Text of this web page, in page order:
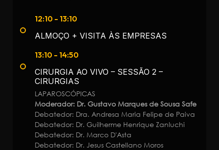
12:10 - 13:10
ALMOÇO + VISITA ÀS EMPRESAS
13:10 - 14:50
CIRURGIA AO VIVO – SESSÃO 2 –
CIRURGIAS
LAPAROSCÓPICAS
Moderador: Dr. Gustavo Marques de Sousa Safe
Debatedor: Dra. Andresa Maria Felipe de Paiva
Debatedor: Dr. Guilherme Henrique Zanluchi
Debatedor: Dr. Marco D'Asta
Debatedor: Dr. Jesus Castellano Moros